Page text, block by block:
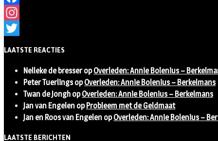
Facebook
Instagram
LAATSTE REACTIES
Nelleke de bresseropOverleden: Annie Bolenius –
Peter TuerlingsopOverleden: Annie Bolenius – Berkelmans
Twan de Jongh opOverleden: Annie Bolenius – Berkelmans
Jan van Engelen opProbleem met de Geldmaat
Jan en Roos van Engelen opOverleden: Annie Bolenius –
LAATSTE BERICHTEN